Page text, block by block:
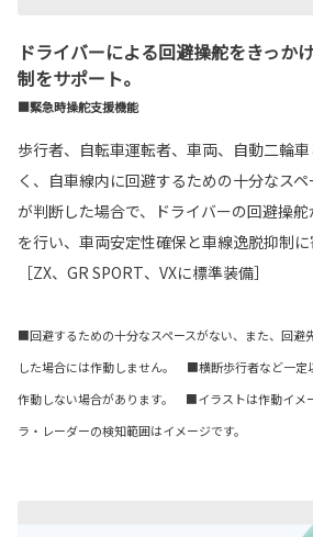
ドライバーによる回避操舵をきっか
制をサポート。
■緊急時操舵支援機能
歩行者、自転車運転者、車両、自動二輪
く、自車線内に回避するための十分なス
が判断した場合で、ドライバーの回避操
を行い、車両安定性確保と車線逸脱抑制に
［ZX、GR SPORT、VXに標準装備］
■回避するための十分なスペースがない、また、回避
した場合には作動しません。 ■横断歩行者など一定
作動しない場合があります。 ■イラストは作動イ
ラ・レーダーの検知範囲はイメージです。